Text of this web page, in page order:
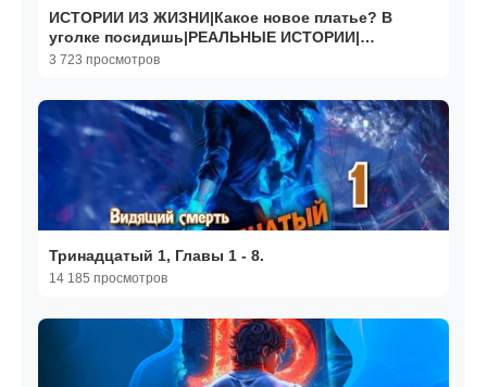
ИСТОРИИ ИЗ ЖИЗНИ|Какое новое платье? В
уголке посидишь|РЕАЛЬНЫЕ ИСТОРИИ|
ЖИЗНЕННЫЕ ИСТОРИИ
3 723 просмотров
Тринадцатый 1, Главы 1 - 8.
14 185 просмотров